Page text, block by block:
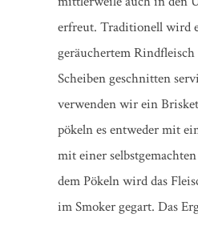
erfreut. Traditionell wird
geräuchertem
Scheiben geschnitten
verwenden wir ein
pökeln es entweder mit
mit einer
dem Pökeln wird das
im Smoker gegart. Das